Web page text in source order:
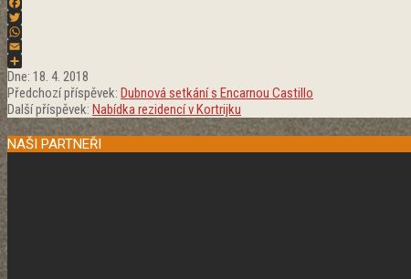
Facebook
Twitter
WhatsApp
Email
Share
2018-
04-
18
Dne: 18. 4. 2018
Předchozí příspěvek: Dubnová setkání s Encarnou Castillo
Další příspěvek: Nabídka rezidencí v Kortrijku
NAŠI PARTNEŘI